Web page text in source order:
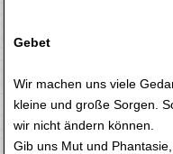
Gebet
Wir machen uns viele
kleine und große Sorgen.
wir nicht ändern können.
Gib uns Mut und